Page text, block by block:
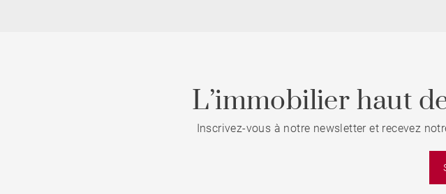
L’immobilier haut
Inscrivez-vous à notre newsletter et recevez